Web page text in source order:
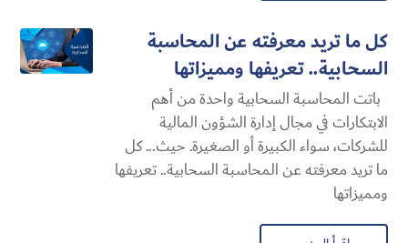
كل ما تريد معرفته عن المحاسبة
السحابية​.. تعريفها ومميزاتها
باتت المحاسبة السحابية​ واحدة من أهم
الابتكارات في مجال إدارة الشؤون المالية
للشركات، سواء الكبيرة أو الصغيرة. حيث... كل
ما تريد معرفته عن المحاسبة السحابية​.. تعريفها
ومميزاتها